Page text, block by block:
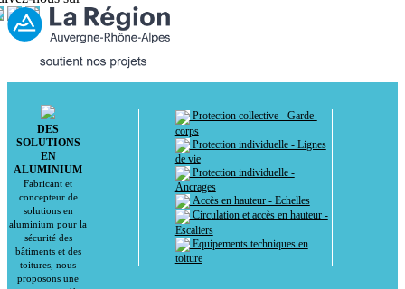
DES
SOLUTIONS
EN
ALUMINIUM
Fabricant et
concepteur de
solutions en
aluminium pour la
sécurité des
bâtiments et des
toitures, nous
proposons une
Protection collective - Garde-
corps
Protection individuelle - Lignes
de vie
Protection individuelle -
Ancrages
Accès en hauteur - Echelles
Circulation et accès en hauteur -
Escaliers
Equipements techniques en
toiture